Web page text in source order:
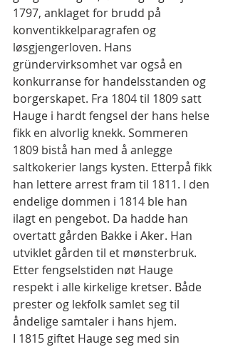
1797, anklaget for brudd på
konventikkelparagrafen og
løsgjengerloven. Hans
gründervirksomhet var også en
konkurranse for handelsstanden og
borgerskapet. Fra 1804 til 1809 satt
Hauge i hardt fengsel der hans helse
fikk en alvorlig knekk. Sommeren
1809 bistå han med å anlegge
saltkokerier langs kysten. Etterpå fikk
han lettere arrest fram til 1811. I den
endelige dommen i 1814 ble han
ilagt en pengebot. Da hadde han
overtatt gården Bakke i Aker. Han
utviklet gården til et mønsterbruk.
Etter fengselstiden nøt Hauge
respekt i alle kirkelige kretser. Både
prester og lekfolk samlet seg til
åndelige samtaler i hans hjem.
I 1815 giftet Hauge seg med sin